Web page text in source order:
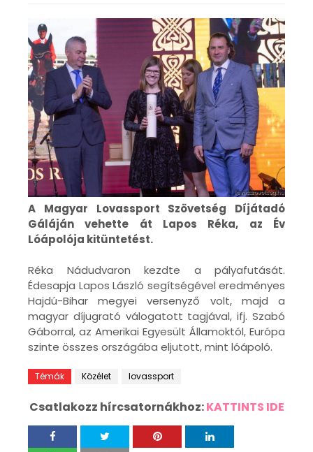
A Magyar Lovassport Szövetség Díjátadó
Gáláján vehette át Lapos Réka, az Év
Lóápolója kitüntetést.
Réka Nádudvaron kezdte a pályafutását.
Édesapja Lapos László segítségével eredményes
Hajdú-Bihar megyei versenyző volt, majd a
magyar díjugrató válogatott tagjával, ifj. Szabó
Gáborral, az Amerikai Egyesült Államoktól, Európa
szinte összes országába eljutott, mint lóápoló.
Témák Közélet lovassport
Csatlakozz hírcsatornákhoz:KATTINTS IDE